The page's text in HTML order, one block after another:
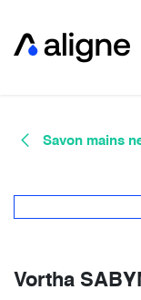
Savon mains
Vortha